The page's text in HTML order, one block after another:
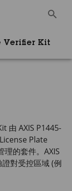
Verifier Kit
由 AXIS P1445-
Plate
的套件。 AXIS
對受控區域 (例